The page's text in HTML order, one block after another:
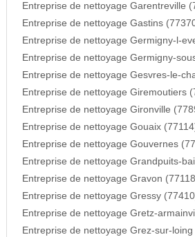
Entreprise de nettoyage Garentreville
Entreprise de nettoyage Gastins
Entreprise de nettoyage Germigny-l-
Entreprise de nettoyage Germigny-
Entreprise de nettoyage Gesvres-le-
Entreprise de nettoyage Giremoutiers
Entreprise de nettoyage Gironville
Entreprise de nettoyage Gouaix
Entreprise de nettoyage Gouvernes
Entreprise de nettoyage Grandpuits-
Entreprise de nettoyage Gravon
Entreprise de nettoyage Gressy
Entreprise de nettoyage Gretz-
Entreprise de nettoyage Grez-sur-